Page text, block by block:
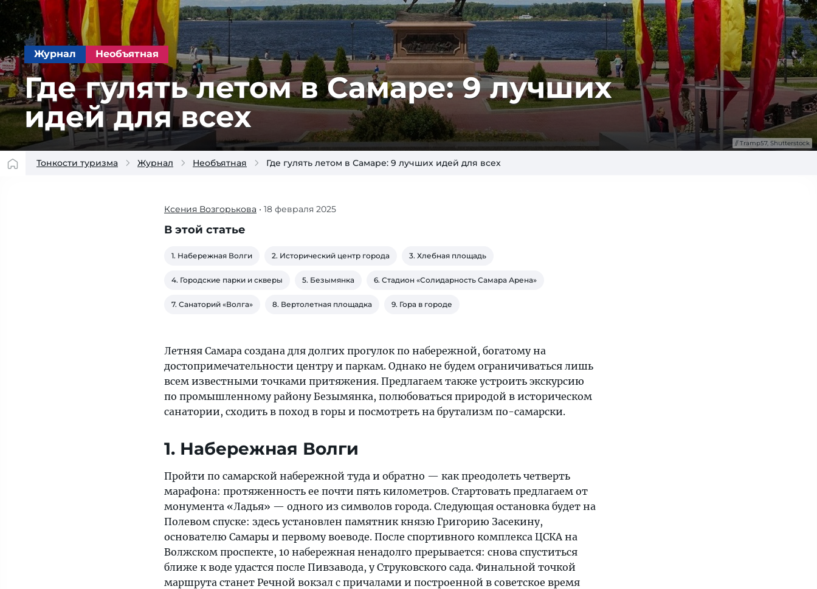
Журнал Необъятная
Где гулять ле­том в Са­ма­ре: 9 луч­ших
идей для всех
Tramp57, Shutterstock
Тонкости туризма Журнал Необъятная Где гулять летом в Самаре: 9 лучших идей для всех
Где
гулять
лучших
вас
Ксения Возгорькова • 18 февраля 2025
В этой статье
1. Набережная Волги 2. Исторический центр города 3. Хлебная площадь
4. Городские парки и скверы 5. Безымянка 6. Стадион «Солидарность Самара Арена»
7. Санаторий «Волга» 8. Вертолетная площадка 9. Гора в городе
Летняя Самара создана для долгих прогулок по набережной, богатому на
достопримечательности центру и паркам. Однако не будем ограничиваться лишь
всем известными точками притяжения. Предлагаем также устроить экскурсию
по промышленному району Безымянка, полюбоваться природой в историческом
санатории, сходить в поход в горы и посмотреть на брутализм по-самарски.
1. Набережная Волги
Пройти по самарской набережной туда и обратно — как преодолеть четверть
марафона: протяженность ее почти пять километров. Стартовать предлагаем от
монумента «Ладья» — одного из символов города. Следующая остановка будет на
Полевом спуске: здесь установлен памятник князю Григорию Засекину,
основателю Самары и первому воеводе. После спортивного комплекса ЦСКА на
Волжском проспекте, 10 набережная ненадолго прерывается: снова спуститься
ближе к воде удастся после Пивзавода, у Струковского сада. Финальной точкой
маршрута станет Речной вокзал с причалами и построенной в советское время